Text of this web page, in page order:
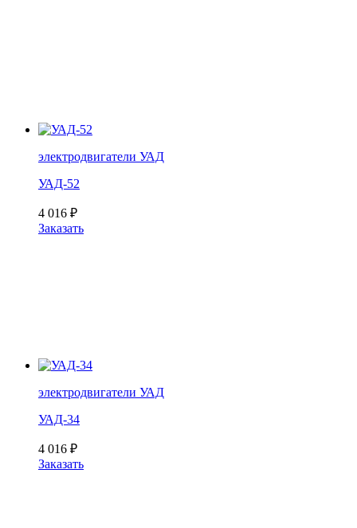
электродвигатели УАД
УАД-52
4 016 ₽
Заказать
электродвигатели УАД
УАД-34
4 016 ₽
Заказать